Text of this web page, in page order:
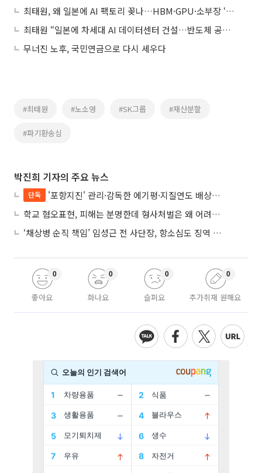
최태원, 왜 일본에 AI 팩토리 꽂나…HBM·GPU·소부장 ‘삼각동맹’
최태원 “일본에 차세대 AI 데이터센터 건설…반도체 공장도 염두”
무너진 노후, 국민연금으로 다시 세우다
#최태원 #노소영 #SK그룹 #재산분할
#파기환송심
박진희 기자의 주요 뉴스
단독
'포항지진' 관리·감독한 에기평·지질연도 배상책임…법원 “안전의무 당연”
학교 혐오표현, 피해는 분명한데 형사처벌은 왜 어려울까?
‘채상병 순직 책임’ 임성근 전 사단장, 항소심도 징역 3년
좋아요
0
화나요
0
슬퍼요
0
추가취재 원해요
0